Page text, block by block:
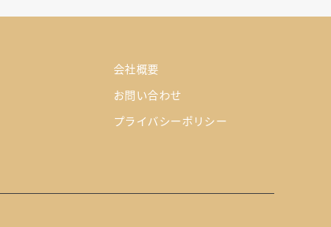
会社概要
お問い合わせ
プライバシーポリシー